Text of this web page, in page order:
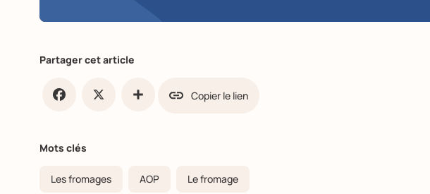
Partager cet article
Copier le lien
Mots clés
Les fromages AOP Le fromage